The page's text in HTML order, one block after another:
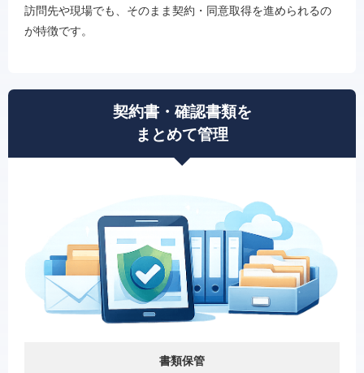
訪問先や現場でも、そのまま契約・同意取得を進められるの
が特徴です。
契約書・確認書類を
まとめて管理
書類保管